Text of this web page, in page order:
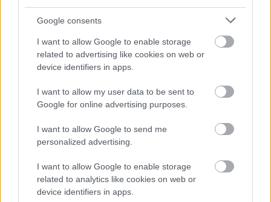
Google consents
I want to allow Google to enable storage
related to advertising like cookies on web or
device identifiers in apps.
I want to allow my user data to be sent to
Google for online advertising purposes.
I want to allow Google to send me
personalized advertising.
I want to allow Google to enable storage
related to analytics like cookies on web or
device identifiers in apps.